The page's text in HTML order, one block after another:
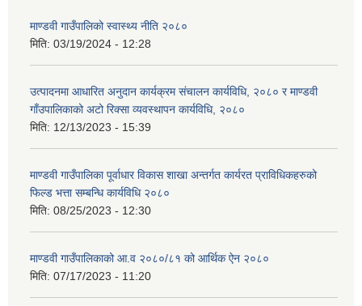
माण्डवी गाउँपालिको स्वास्थ्य नीति २०८०
मिति: 03/19/2024 - 12:28
उत्पादनमा आधारित अनुदान कार्यक्रम संचालन कार्यविधि, २०८० र माण्डवी
गाँउपालिकाको अटो रिक्सा व्यवस्थापन कार्यविधि, २०८०
मिति: 12/13/2023 - 15:39
माण्डवी गाउँपालिका पूर्वाधार विकास शाखा अन्तर्गत कार्यरत प्राविधिकहरुको
फिल्ड भत्ता सम्बन्धि कार्यविधि २०८०
मिति: 08/25/2023 - 12:30
माण्डवी गाउँपालिकाको आ.व २०८०/८१ को आर्थिक ऐन २०८०
मिति: 07/17/2023 - 11:20